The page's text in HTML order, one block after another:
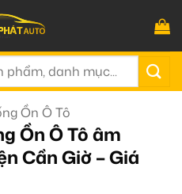
Ồn Ô Tô
Ồn Ô Tô âm
Cần Giờ – Giá